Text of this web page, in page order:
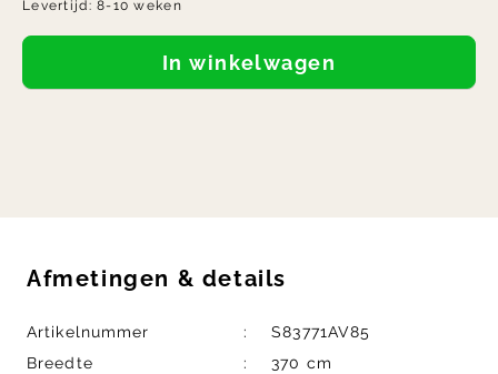
Levertijd:8-10 weken
In winkelwagen
Afmetingen & details
Artikelnummer
S83771AV85
Breedte
370 cm